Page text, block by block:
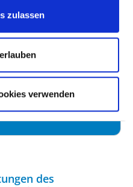
zulassen
verwenden
MIT
ZUR
des